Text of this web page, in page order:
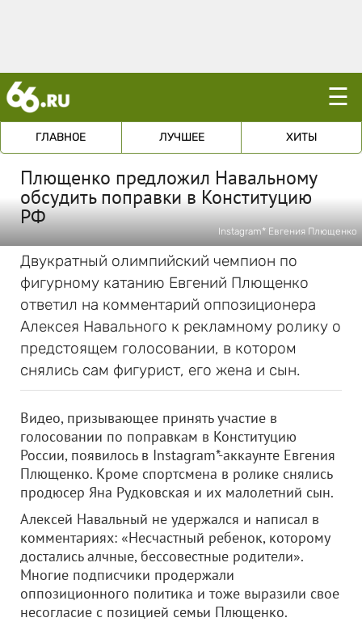
☰
ГЛАВНОЕ ЛУЧШЕЕ ХИТЫ
Плющенко предложил Навальному
обсудить поправки в Конституцию
РФ
Instagram* Евгения Плющенко
Двукратный олимпийский чемпион по
фигурному катанию Евгений Плющенко
ответил на комментарий оппозиционера
Алексея Навального к рекламному ролику о
предстоящем голосовании, в котором
снялись сам фигурист, его жена и сын.
Видео, призывающее принять участие в
голосовании по поправкам в Конституцию
России, появилось в Instagram*-аккаунте Евгения
Плющенко. Кроме спортсмена в ролике снялись
продюсер Яна Рудковская и их малолетний сын.
Алексей Навальный не удержался и написал в
комментариях: «Несчастный ребенок, которому
достались алчные, бессовестные родители».
Многие подписчики продержали
оппозиционного политика и тоже выразили свое
несогласие с позицией семьи Плющенко.